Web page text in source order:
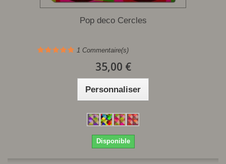
Pop deco Cercles
1 Commentaire(s)
35,00 €
Personnaliser
Disponible